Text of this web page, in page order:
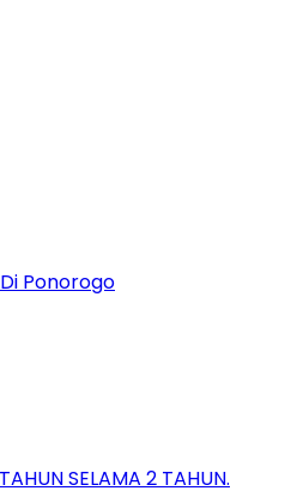
Ponorogo
SELAMA 2 TAHUN.